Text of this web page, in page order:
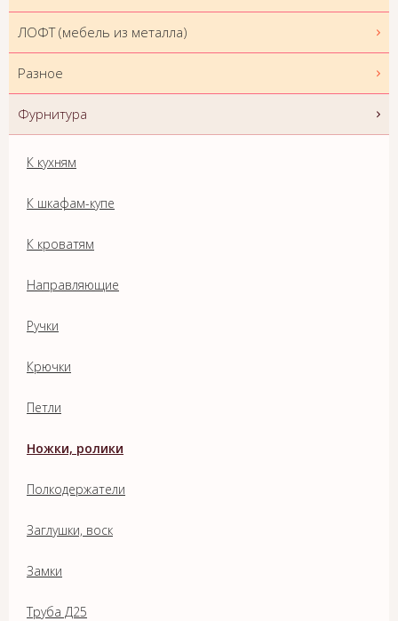
ЛОФТ (мебель из металла)
Разное
Фурнитура
К кухням
К шкафам-купе
К кроватям
Направляющие
Ручки
Крючки
Петли
Ножки, ролики
Полкодержатели
Заглушки, воск
Замки
Труба Д25